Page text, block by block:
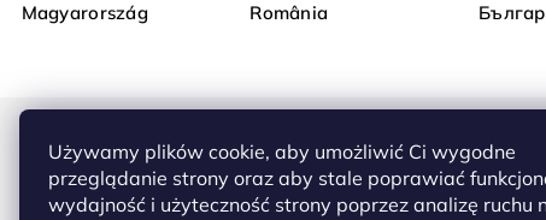
Używamy plików cookie, aby umożliwić Ci wygodne
przeglądanie strony oraz aby stale poprawiać
wydajność i użyteczność strony poprzez analizę ruchu
Magyarország România
są